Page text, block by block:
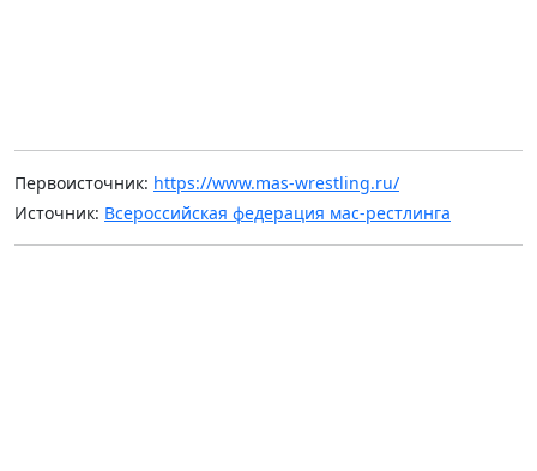
Первоисточник: https://www.mas-wrestling.ru/
Источник: Всероссийская федерация мас-рестлинга